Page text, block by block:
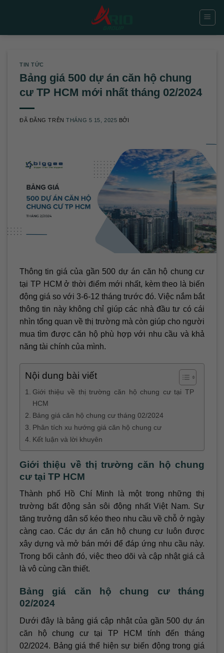
TIN TỨC
Bảng giá 500 dự án căn hộ chung
cư TP HCM mới nhất tháng 02/2024
ĐÃ ĐĂNG TRÊNTHÁNG 5 15, 2025 BỞI
Thông tin giá của gần 500 dự án căn hộ chung cư
tại TP HCM ở thời điểm mới nhất, kèm theo là biến
động giá so với 3-6-12 tháng trước đó. Việc nắm bắt
thông tin này không chỉ giúp các nhà đầu tư có cái
nhìn tổng quan về thị trường mà còn giúp cho người
mua tìm được căn hộ phù hợp với nhu cầu và khả
năng tài chính của mình.
Nội dung bài viết
Giới thiệu về thị trường căn hộ chung cư tại TP
HCM
Bảng giá căn hộ chung cư tháng 02/2024
Phân tích xu hướng giá căn hộ chung cư
Kết luận và lời khuyên
Giới thiệu về thị trường căn hộ chung
cư tại TP HCM
Thành phố Hồ Chí Minh là một trong những thị
trường bất động sản sôi động nhất Việt Nam. Sự
tăng trưởng dân số kéo theo nhu cầu về chỗ ở ngày
càng cao. Các dự án căn hộ chung cư luôn được
xây dựng và mở bán mới để đáp ứng nhu cầu này.
Trong bối cảnh đó, việc theo dõi và cập nhật giá cả
là vô cùng cần thiết.
Bảng giá căn hộ chung cư tháng
02/2024
Dưới đây là bảng giá cập nhật của gần 500 dự án
căn hộ chung cư tại TP HCM tính đến tháng
02/2024. Bảng giá thể hiện sự biến động trong giá